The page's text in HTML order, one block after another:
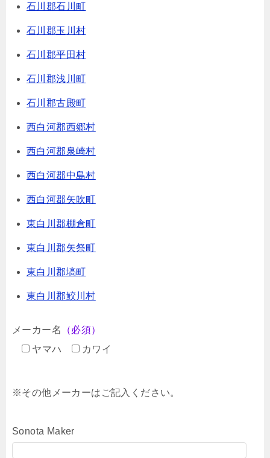
石川郡石川町
石川郡玉川村
石川郡平田村
石川郡浅川町
石川郡古殿町
西白河郡西郷村
西白河郡泉崎村
西白河郡中島村
西白河郡矢吹町
東白川郡棚倉町
東白川郡矢祭町
東白川郡塙町
東白川郡鮫川村
メーカー名
（必須）
ヤマハ
カワイ
※その他メーカーはご記入ください。
Sonota Maker